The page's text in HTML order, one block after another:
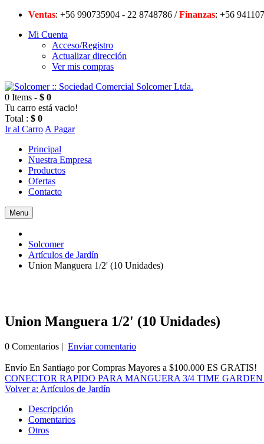
Ventas: +56 990735904 - 22 8748786 /Finanzas: +56
Mi Cuenta
Acceso/Registro
Actualizar dirección
Ver mis compras
0 Items - $ 0
Tu carro está vacio!
Total : $ 0
Ir al Carro A Pagar
Principal
Nuestra Empresa
Productos
Ofertas
Contacto
Menu
Solcomer
Artículos de Jardín
Union Manguera 1/2' (10 Unidades)
Union Manguera 1/2' (10 Unidades)
0 Comentarios | Enviar comentario
Envío En Santiago por Compras Mayores a $100.000 ES GRATIS!
CONECTOR RAPIDO PARA MANGUERA 3/4 TIME
Volver a: Artículos de Jardín
Descripción
Comentarios
Otros